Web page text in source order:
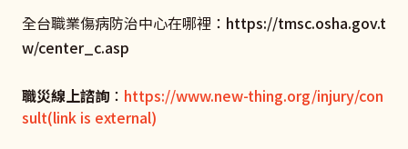
全台職業傷病防治中心在哪裡： https://tmsc.osha.gov.t
w/center_c.asp
職災線上諮詢 ： https://www.new-thing.org/injury/con
sult(link is external)